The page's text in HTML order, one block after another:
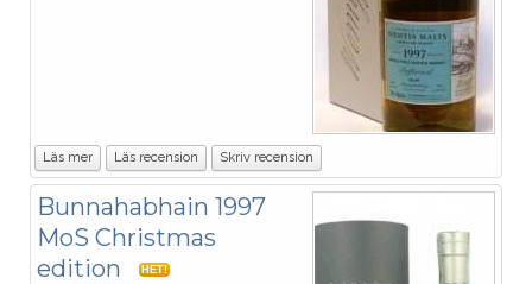
Läs mer Läs recension Skriv recension
Bunnahabhain 1997
MoS Christmas
edition
HET!